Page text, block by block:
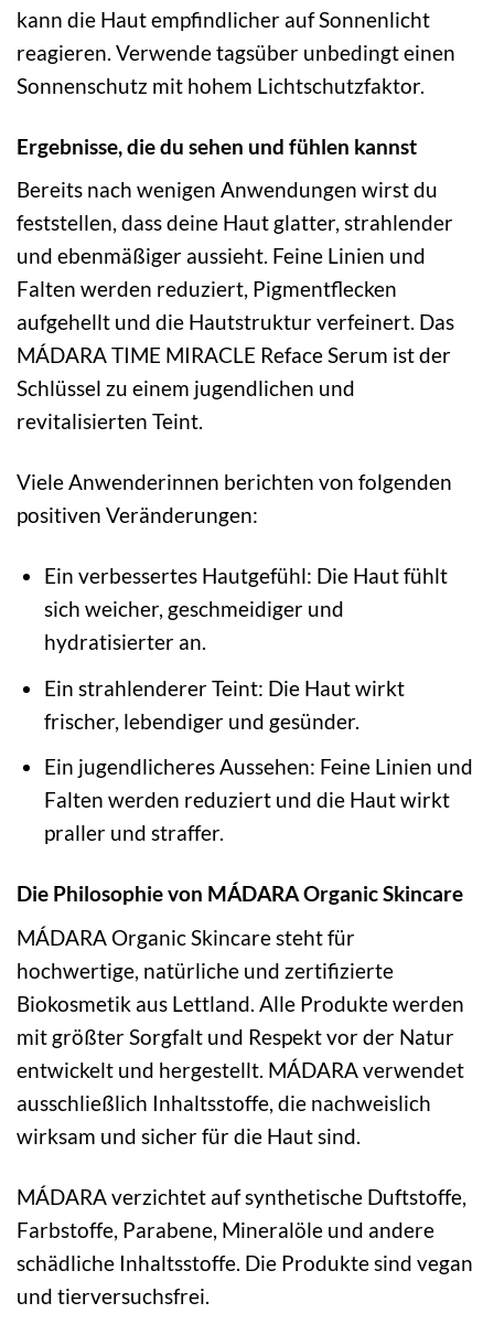
kann die Haut empfindlicher auf Sonnenlicht
reagieren. Verwende tagsüber unbedingt einen
Sonnenschutz mit hohem Lichtschutzfaktor.
Ergebnisse, die du sehen und fühlen kannst
Bereits nach wenigen Anwendungen wirst du
feststellen, dass deine Haut glatter, strahlender
und ebenmäßiger aussieht. Feine Linien und
Falten werden reduziert, Pigmentflecken
aufgehellt und die Hautstruktur verfeinert. Das
MÁDARA TIME MIRACLE Reface Serum ist der
Schlüssel zu einem jugendlichen und
revitalisierten Teint.
Viele Anwenderinnen berichten von folgenden
positiven Veränderungen:
Ein verbessertes Hautgefühl: Die Haut fühlt
sich weicher, geschmeidiger und
hydratisierter an.
Ein strahlenderer Teint: Die Haut wirkt
frischer, lebendiger und gesünder.
Ein jugendlicheres Aussehen: Feine Linien und
Falten werden reduziert und die Haut wirkt
praller und straffer.
Die Philosophie von MÁDARA Organic Skincare
MÁDARA Organic Skincare steht für
hochwertige, natürliche und zertifizierte
Biokosmetik aus Lettland. Alle Produkte werden
mit größter Sorgfalt und Respekt vor der Natur
entwickelt und hergestellt. MÁDARA verwendet
ausschließlich Inhaltsstoffe, die nachweislich
wirksam und sicher für die Haut sind.
MÁDARA verzichtet auf synthetische Duftstoffe,
Farbstoffe, Parabene, Mineralöle und andere
schädliche Inhaltsstoffe. Die Produkte sind vegan
und tierversuchsfrei.